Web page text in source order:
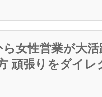
ら女性営業が大
頑張りをダイ